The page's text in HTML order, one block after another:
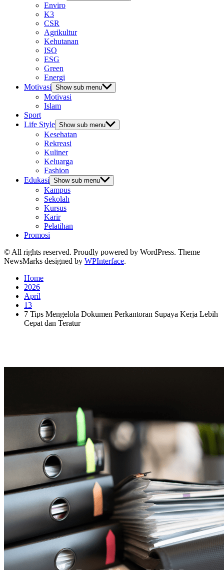
Enviro
K3
CSR
Agrikultur
Kehutanan
ISO
ESG
Green
Energi
Motivasi Show sub menu
Motivasi
Islam
Sport
Life Style Show sub menu
Kesehatan
Rekreasi
Kuliner
Keluarga
Fashion
Edukasi Show sub menu
Kampus
Sekolah
Kursus
Karir
Pelatihan
Promosi
© All rights reserved. Proudly powered by WordPress. Theme
NewsMarks designed by WPInterface.
Home
2026
April
13
7 Tips Mengelola Dokumen Perkantoran Supaya Kerja Lebih
Cepat dan Teratur